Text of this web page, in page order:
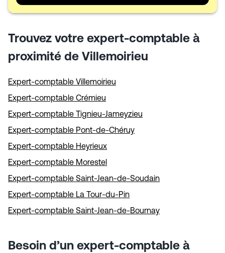
Trouvez votre expert-comptable à
proximité de Villemoirieu
Expert-comptable Villemoirieu
Expert-comptable Crémieu
Expert-comptable Tignieu-Jameyzieu
Expert-comptable Pont-de-Chéruy
Expert-comptable Heyrieux
Expert-comptable Morestel
Expert-comptable Saint-Jean-de-Soudain
Expert-comptable La Tour-du-Pin
Expert-comptable Saint-Jean-de-Bournay
Besoin d’un expert-comptable à